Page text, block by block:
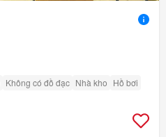
Không có đồ đạc Nhà kho Hồ bơi